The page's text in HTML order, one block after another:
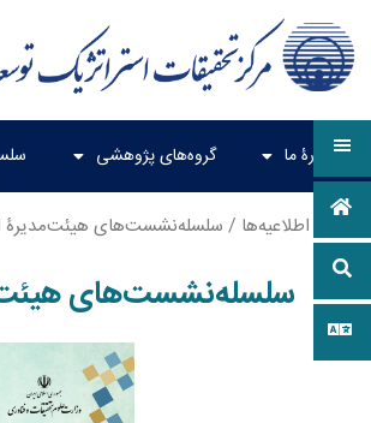
دربارۀ ما گروه‌های پژوهشی
اطلاعیه‌ها / سلسله‌نشست‌های هیئت‌مدیرۀ
سلسله‌نشست‌های